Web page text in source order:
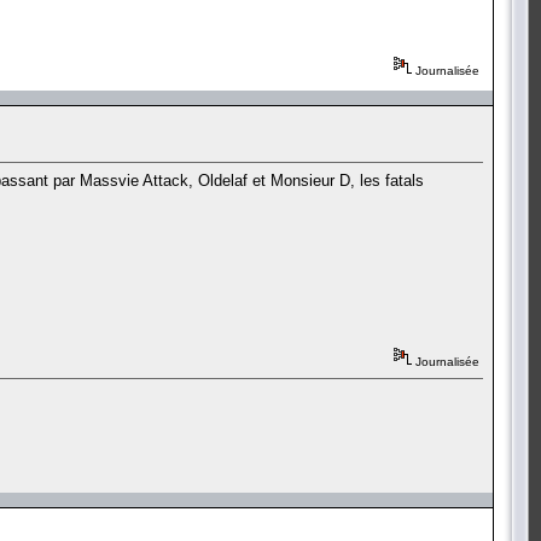
Journalisée
par Massvie Attack, Oldelaf et Monsieur D, les fatals
Journalisée